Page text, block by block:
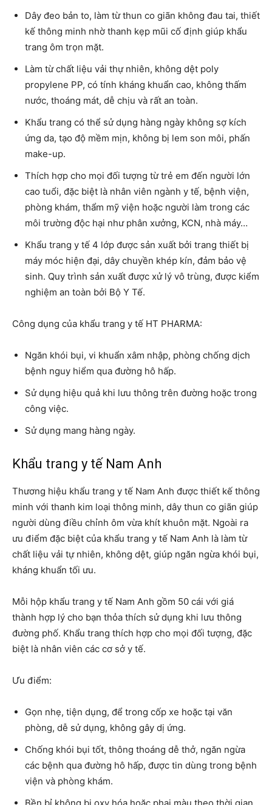
Dây đeo bản to, làm từ thun co giãn không đau tai, thiết
kế thông minh nhờ thanh kẹp mũi cố định giúp khẩu
trang ôm trọn mặt.
Làm từ chất liệu vải thự nhiên, không dệt poly
propylene PP, có tính kháng khuẩn cao, không thấm
nước, thoáng mát, dễ chịu và rất an toàn.
Khẩu trang có thể sử dụng hàng ngày không sợ kích
ứng da, tạo độ mềm mịn, không bị lem son môi, phấn
make-up.
Thích hợp cho mọi đối tượng từ trẻ em đến người lớn
cao tuổi, đặc biệt là nhân viên ngành y tế, bệnh viện,
phòng khám, thẩm mỹ viện hoặc người làm trong các
môi trường độc hại như phân xưởng, KCN, nhà máy…
Khẩu trang y tế 4 lớp được sản xuất bởi trang thiết bị
máy móc hiện đại, dây chuyền khép kín, đảm bảo vệ
sinh. Quy trình sản xuất được xử lý vô trùng, được kiểm
nghiệm an toàn bởi Bộ Y Tế.
Công dụng của khẩu trang y tế HT PHARMA:
Ngăn khói bụi, vi khuẩn xâm nhập, phòng chống dịch
bệnh nguy hiểm qua đường hô hấp.
Sử dụng hiệu quả khi lưu thông trên đường hoặc trong
công việc.
Sử dụng mang hàng ngày.
Khẩu trang y tế Nam Anh
Thương hiệu khẩu trang y tế Nam Anh được thiết kế thông
minh với thanh kim loại thông minh, dây thun co giãn giúp
người dùng điều chỉnh ôm vừa khít khuôn mặt. Ngoài ra
ưu điểm đặc biệt của khẩu trang y tế Nam Anh là làm từ
chất liệu vải tự nhiên, không dệt, giúp ngăn ngừa khói bụi,
kháng khuẩn tối ưu.
Mỗi hộp khẩu trang y tế Nam Anh gồm 50 cái với giá
thành hợp lý cho bạn thỏa thích sử dụng khi lưu thông
đường phố. Khẩu trang thích hợp cho mọi đối tượng, đặc
biệt là nhân viên các cơ sở y tế.
Ưu điểm:
Gọn nhẹ, tiện dụng, để trong cốp xe hoặc tại văn
phòng, dễ sử dụng, không gây dị ứng.
Chống khói bụi tốt, thông thoáng dễ thở, ngăn ngừa
các bệnh qua đường hô hấp, được tin dùng trong bệnh
viện và phòng khám.
Bền bỉ không bị oxy hóa hoặc phai màu theo thời gian,